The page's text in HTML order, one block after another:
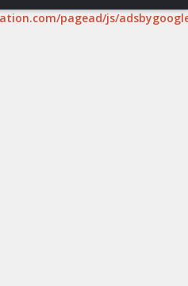
pagead/js/